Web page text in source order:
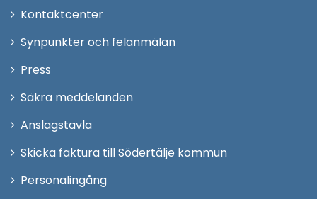
KontaktcenterÖppna
Synpunkter och felanmälan
Press
fönster
Säkra meddelanden
Anslagstavla
Skicka faktura till Södertälje kommun
PersonalingångÖppna